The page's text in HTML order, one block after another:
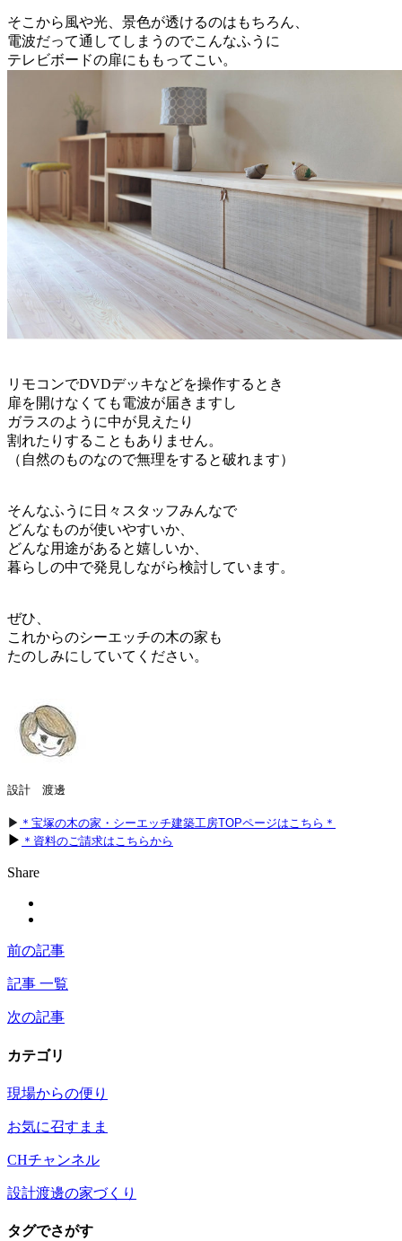
そこから風や光、景色が透けるのはもちろん、
電波だって通してしまうのでこんなふうに
テレビボードの扉にももってこい。
リモコンでDVDデッキなどを操作するとき
扉を開けなくても電波が届きますし
ガラスのように中が見えたり
割れたりすることもありません。
（自然のものなので無理をすると破れます）
そんなふうに日々スタッフみんなで
どんなものが使いやすいか、
どんな用途があると嬉しいか、
暮らしの中で発見しながら検討しています。
ぜひ、
これからのシーエッチの木の家も
たのしみにしていてください。
設計　渡邊
▶ ＊宝塚の木の家・シーエッチ建築工房TOPページはこちら＊
▶ ＊資料のご請求はこちらから
Share
前の記事
記事 一覧
次の記事
カテゴリ
現場からの便り
お気に召すまま
CHチャンネル
設計渡邊の家づくり
タグでさがす